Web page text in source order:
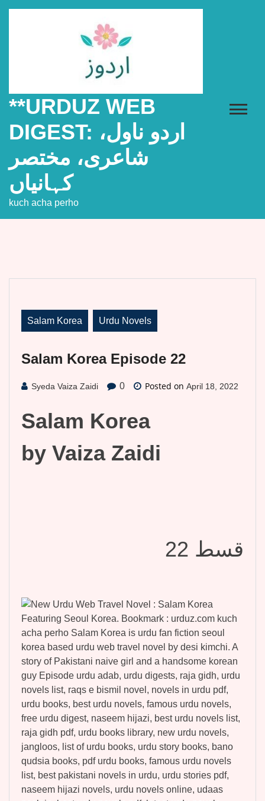
**URDUZ WEB
DIGEST: اردو ناول،
شاعری، مختصر
کہانیاں
kuch acha perho
Salam Korea Urdu Novels
Salam Korea Episode 22
Syeda Vaiza Zaidi 0 Posted on April 18, 2022
Salam Korea
by Vaiza Zaidi
قسط 22